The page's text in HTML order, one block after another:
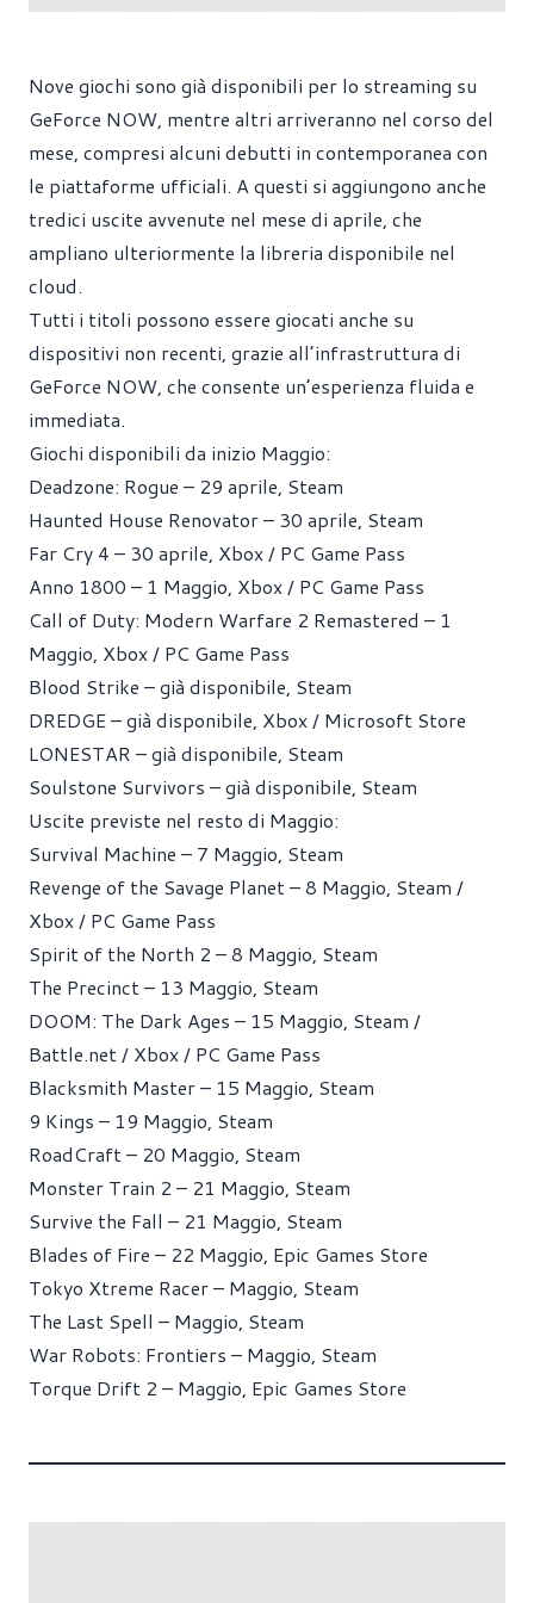
Nove giochi sono già disponibili per lo streaming su
GeForce NOW, mentre altri arriveranno nel corso del
mese, compresi alcuni debutti in contemporanea con
le piattaforme ufficiali. A questi si aggiungono anche
tredici uscite avvenute nel mese di aprile, che
ampliano ulteriormente la libreria disponibile nel
cloud.
Tutti i titoli possono essere giocati anche su
dispositivi non recenti, grazie all’infrastruttura di
GeForce NOW, che consente un’esperienza fluida e
immediata.
Giochi disponibili da inizio Maggio:
Deadzone: Rogue – 29 aprile, Steam
Haunted House Renovator – 30 aprile, Steam
Far Cry 4 – 30 aprile, Xbox / PC Game Pass
Anno 1800 – 1 Maggio, Xbox / PC Game Pass
Call of Duty: Modern Warfare 2 Remastered – 1
Maggio, Xbox / PC Game Pass
Blood Strike – già disponibile, Steam
DREDGE – già disponibile, Xbox / Microsoft Store
LONESTAR – già disponibile, Steam
Soulstone Survivors – già disponibile, Steam
Uscite previste nel resto di Maggio:
Survival Machine – 7 Maggio, Steam
Revenge of the Savage Planet – 8 Maggio, Steam /
Xbox / PC Game Pass
Spirit of the North 2 – 8 Maggio, Steam
The Precinct – 13 Maggio, Steam
DOOM: The Dark Ages – 15 Maggio, Steam /
Battle.net/ Xbox / PC Game Pass
Blacksmith Master – 15 Maggio, Steam
9 Kings – 19 Maggio, Steam
RoadCraft – 20 Maggio, Steam
Monster Train 2 – 21 Maggio, Steam
Survive the Fall – 21 Maggio, Steam
Blades of Fire – 22 Maggio, Epic Games Store
Tokyo Xtreme Racer – Maggio, Steam
The Last Spell – Maggio, Steam
War Robots: Frontiers – Maggio, Steam
Torque Drift 2 – Maggio, Epic Games Store